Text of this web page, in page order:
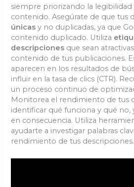
siempre priorizando la legibilidad
contenido. Asegúrate de que tus
únicas y no duplicadas, ya que
contenido duplicado. Utiliza
descripciones que sean
contenido de tus publicaciones.
aparecen en los resultados de
influir en la tasa de clics (CTR).
un proceso continuo de
Monitorea el rendimiento de tus
identificar qué funciona y qué no,
en consecuencia. Utiliza
ayudarte a investigar palabras
rendimiento de tus descripciones.